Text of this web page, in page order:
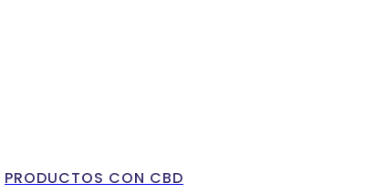
PRODUCTOS CON CBD